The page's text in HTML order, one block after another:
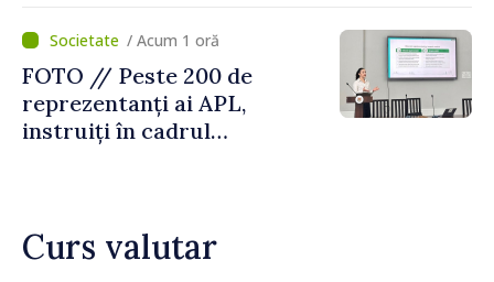
/ Acum 1 oră
FOTO // Peste 200 de
reprezentanți ai APL,
instruiți în cadrul
domeniu
Curs valutar